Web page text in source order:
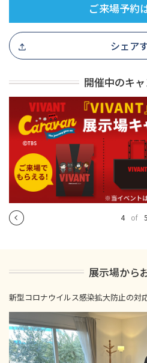
ご来場予約
シェア
開催中のキ
4 of 5
展示場から
新型コロナウイルス感染拡大防止の対